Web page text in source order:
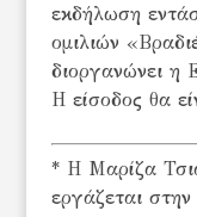
εκδήλωση
ομιλιών
διοργανώνει η
Η είσοδος θα
* H Μαρίζα
εργάζεται